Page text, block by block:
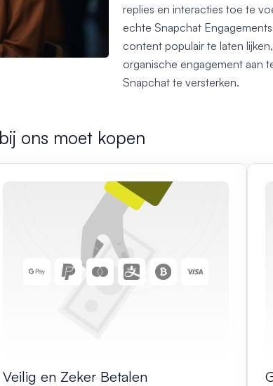
replies en interacties toe te
echte Snapchat
content populair te laten
organische engagement aan
Snapchat te versterken.
ons moet kopen
Veilig en Zeker Betalen